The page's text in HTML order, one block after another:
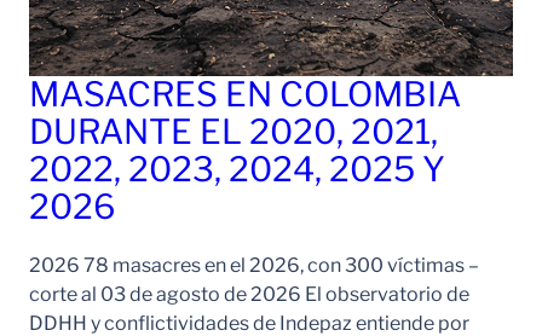
MASACRES EN COLOMBIA
DURANTE EL 2020, 2021,
2022, 2023, 2024, 2025 Y
2026
2026 78 masacres en el 2026, con 300 víctimas –
corte al 03 de agosto de 2026 El observatorio de
DDHH y conflictividades de Indepaz entiende por